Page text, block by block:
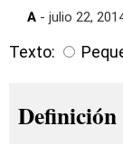
A - julio 22,
Texto:
Definición